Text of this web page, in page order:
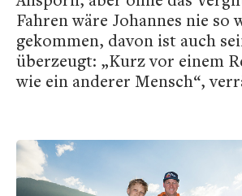
Fahren wäre Johannes nie so
gekommen, davon ist auch
überzeugt: „Kurz vor einem
wie ein anderer Mensch“,